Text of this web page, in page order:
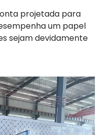
projetada para
um papel
sejam devidamente